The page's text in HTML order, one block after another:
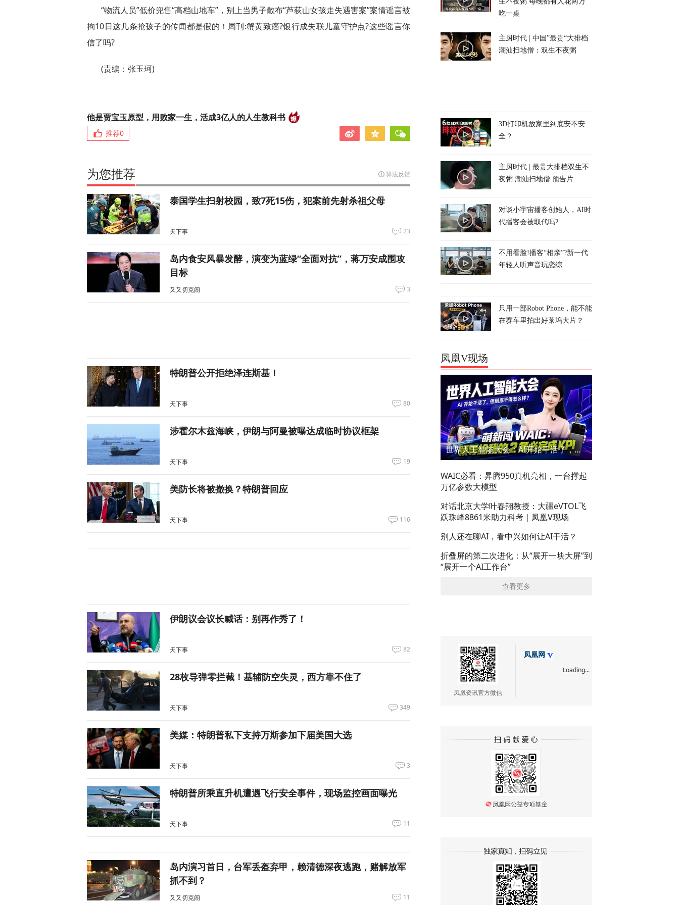
“物流人员”低价兜售“高档山地车”，别上当男子散布“芦荻山女孩走失遇害案”案情谣言被
拘10日这几条抢孩子的传闻都是假的！周刊:蟹黄致癌?银行成失联儿童守护点?这些谣言你
信了吗?
(责编：张玉珂)
他是贾宝玉原型，用败家一生，活成3亿人的人生教科书
推荐0
为您推荐 算法反馈
泰国学生扫射校园，致7死15伤，犯案前先射杀祖父母
天下事 23
岛内食安风暴发酵，演变为蓝绿“全面对抗”，蒋万安成围攻
目标
又又切克闹 3
特朗普公开拒绝泽连斯基！
天下事 80
涉霍尔木兹海峡，伊朗与阿曼被曝达成临时协议框架
天下事 19
美防长将被撤换？特朗普回应
天下事 116
伊朗议会议长喊话：别再作秀了！
天下事 82
28枚导弹零拦截！基辅防空失灵，西方靠不住了
天下事 349
美媒：特朗普私下支持万斯参加下届美国大选
天下事 3
特朗普所乘直升机遭遇飞行安全事件，现场监控画面曝光
天下事 11
岛内演习首日，台军丢盔弃甲，赖清德深夜逃跑，赌解放军
抓不到？
又又切克闹 11
吃一桌
主厨时代 | 中国”最贵“大排档
潮汕扫地僧：双生不夜粥
3D打印机放家里到底安不安
全？
主厨时代 | 最贵大排档双生不
夜粥 潮汕扫地僧 预告片
对谈小宇宙播客创始人，AI时
代播客会被取代吗?
不用看脸!播客“相亲”?新一代
年轻人听声音玩恋综
只用一部Robot Phone，能不能
在赛车里拍出好莱坞大片？
凤凰V现场
世界人工智能大会：AI开始干活了，但到底干的怎么样？萌新闯WAIC
WAIC必看：昇腾950真机亮相，一台撑起
万亿参数大模型
对话北京大学叶春翔教授：大疆eVTOL飞
跃珠峰8861米助力科考｜凤凰V现场
别人还在聊AI，看中兴如何让AI干活？
折叠屏的第二次进化：从“展开一块大屏”到
“展开一个AI工作台”
查看更多
凤凰资讯官方微信
凤凰网
Loading...